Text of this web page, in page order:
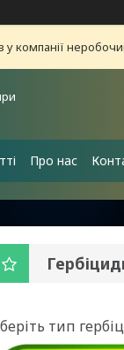
у компанії
Про нас
тип